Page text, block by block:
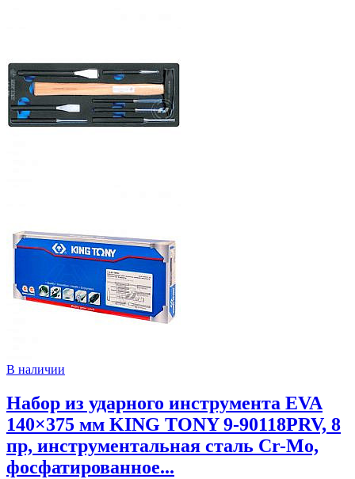
В наличии
Набор из ударного инструмента EVA
140×375 мм KING TONY 9-90118PRV, 8
пр, инструментальная сталь Cr-Mo,
фосфатированное...